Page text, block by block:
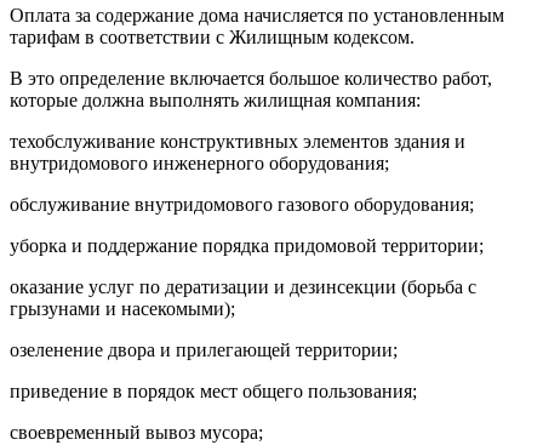
Оплата за содержание дома начисляется по установленным
тарифам в соответствии с Жилищным кодексом.
В это определение включается большое количество работ,
которые должна выполнять жилищная компания:
техобслуживание конструктивных элементов здания и
внутридомового инженерного оборудования;
обслуживание внутридомового газового оборудования;
уборка и поддержание порядка придомовой территории;
оказание услуг по дератизации и дезинсекции (борьба с
грызунами и насекомыми);
озеленение двора и прилегающей территории;
приведение в порядок мест общего пользования;
своевременный вывоз мусора;